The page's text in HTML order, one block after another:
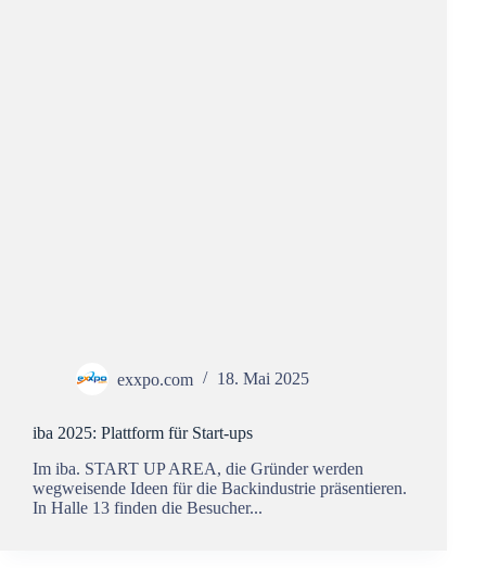
exxpo.com 18. Mai 2025
iba 2025: Plattform für Start-ups
Im iba. START UP AREA, die Gründer werden
wegweisende Ideen für die Backindustrie präsentieren.
In Halle 13 finden die Besucher...